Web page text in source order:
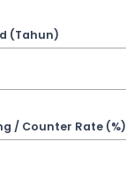
(Tahun)
/ Counter Rate (%)